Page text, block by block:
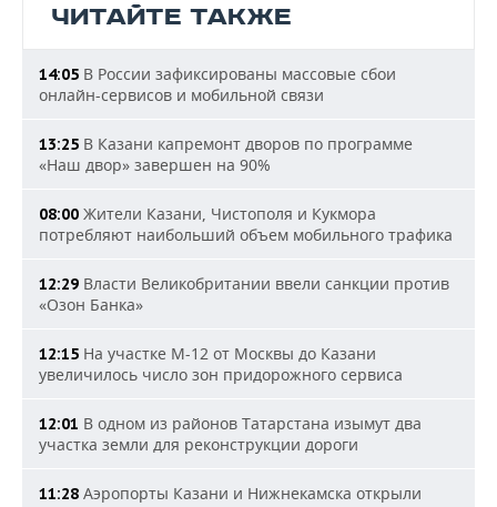
ЧИТАЙТЕ ТАКЖЕ
14:05 В России зафиксированы массовые сбои
онлайн-сервисов и мобильной связи
13:25 В Казани капремонт дворов по программе
«Наш двор» завершен на 90%
08:00 Жители Казани, Чистополя и Кукмора
потребляют наибольший объем мобильного трафика
12:29 Власти Великобритании ввели санкции против
«Озон Банка»
12:15 На участке М-12 от Москвы до Казани
увеличилось число зон придорожного сервиса
12:01 В одном из районов Татарстана изымут два
участка земли для реконструкции дороги
11:28 Аэропорты Казани и Нижнекамска открыли